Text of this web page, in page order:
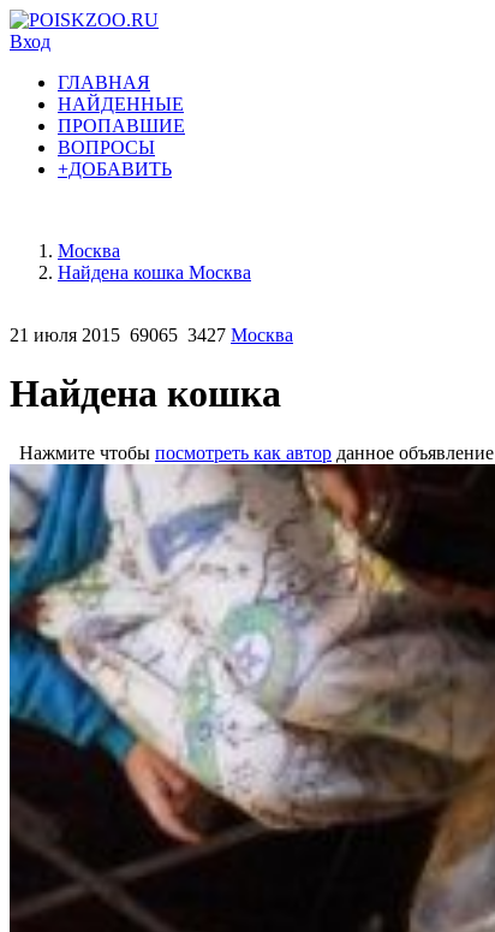
Вход
ГЛАВНАЯ
НАЙДЕННЫЕ
ПРОПАВШИЕ
ВОПРОСЫ
+ДОБАВИТЬ
Москва
Найдена кошка Москва
21 июля 2015 69065 3427 Москва
Найдена кошка
Нажмите чтобы посмотреть как автор данное объявление